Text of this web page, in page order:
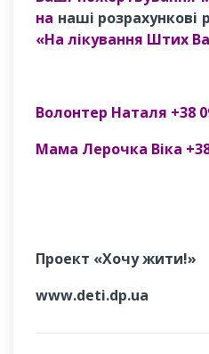
на наші розрахункові
«На лікування Штих
Волонтер Наталя +38
Мама Лерочка Віка +38
Проект «Хочу жити!»
www.deti.dp.ua